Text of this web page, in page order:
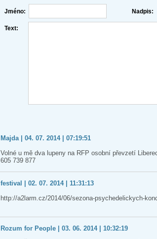
Jméno: Nadpis:
Text:
Majda | 04. 07. 2014 | 07:19:51
Volné u mě dva lupeny na RFP osobní převzetí
605 739 877
festival | 02. 07. 2014 | 11:31:13
http://a2larm.cz/2014/06/sezona-psychedelickych-
Rozum for People | 03. 06. 2014 | 10:32:19